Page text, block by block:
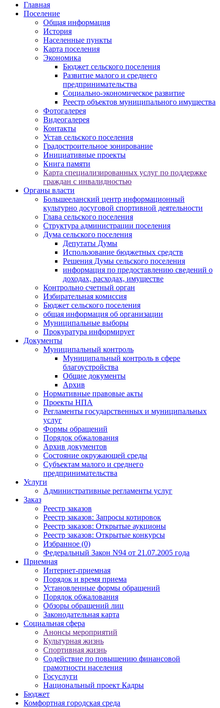
Главная
Поселение
Общая информация
История
Населенные пункты
Карта поселения
Экономика
Бюджет сельского поселения
Развитие малого и среднего
предпринимательства
Социально-экономическое развитие
Реестр объектов муниципального имущества
Фотогалерея
Видеогалерея
Контакты
Устав сельского поселения
Градостроительное зонирование
Инициативные проекты
Книга памяти
Карта специализированных услуг по поддержке
граждан с инвалидностью
Органы власти
Большееланский центр информационный
культурно досуговой спортивной деятельности
Глава сельского поселения
Структура администрации поселения
Дума сельского поселения
Депутаты Думы
Использование бюджетных средств
Решения Думы сельского поселения
информация по предоставлению сведений о
доходах, расходах, имуществе
Контрольно счетный орган
Избирательная комиссия
Бюджет сельского поселения
общая информация об организации
Муниципальные выборы
Прокуратура информирует
Документы
Муниципальный контроль
Муниципальный контроль в сфере
благоустройства
Общие документы
Архив
Нормативные правовые акты
Проекты НПА
Регламенты государственных и муниципальных
услуг
Формы обращений
Порядок обжалования
Архив документов
Состояние окружающей среды
Субъектам малого и среднего
предпринимательства
Услуги
Административные регламенты услуг
Заказ
Реестр заказов
Реестр заказов: Запросы котировок
Реестр заказов: Открытые аукционы
Реестр заказов: Открытые конкурсы
Избранное (0)
Федеральный Закон N94 от 21.07.2005 года
Приемная
Интернет-приемная
Порядок и время приема
Установленные формы обращений
Порядок обжалования
Обзоры обращений лиц
Законодательная карта
Социальная сфера
Анонсы мероприятий
Культурная жизнь
Спортивная жизнь
Содействие по повышению финансовой
грамотности населения
Госуслуги
Национальный проект Кадры
Бюджет
Комфортная городская среда